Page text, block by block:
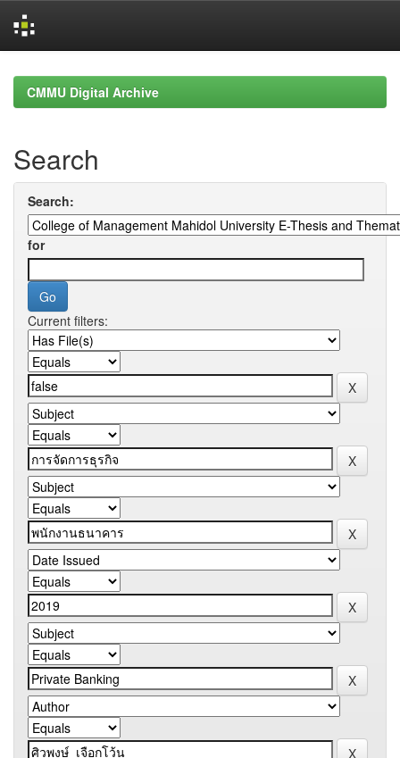
navigationCMMU Digital Archive
Search
Search:
for
Current filters: